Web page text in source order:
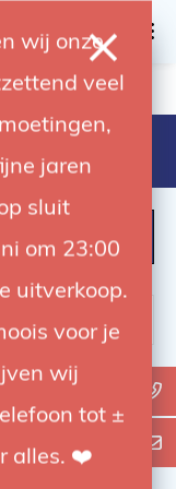
wij onze
veel
jaren
sluit
om 23:00
uitverkoop.
voor je
wij
tot ±
alles. ❤️
601-l